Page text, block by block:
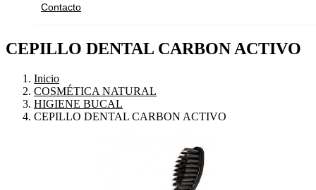
Contacto
CEPILLO DENTAL CARBON ACTIVO
Inicio
COSMÉTICA NATURAL
HIGIENE BUCAL
CEPILLO DENTAL CARBON ACTIVO